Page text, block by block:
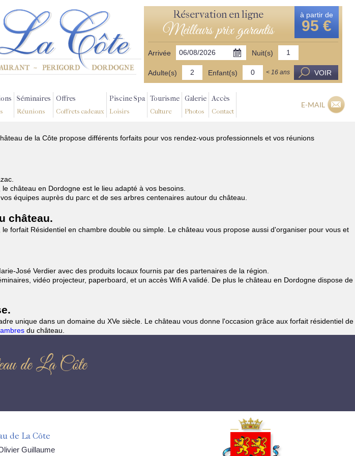
Réservation en ligne
Meilleurs prix garantis
à partir de
95 €
Arrivée Nuit(s)
Adulte(s) Enfant(s) < 16 ans VOIR
Séminaires
Réunions
Offres
Coffrets cadeaux
Piscine Spa
Loisirs
Tourisme
Culture
Galerie
Photos
Accès
Contact
E-MAIL
de la Côte propose différents forfaits pour vos rendez-vous professionnels et vos réunions
château en Dordogne est le lieu adapté à vos besoins.
équipes auprès du parc et de ses arbres centenaires autour du château.
château.
forfait Résidentiel en chambre double ou simple. Le château vous propose aussi d'organiser pour vous et
José Verdier avec des produits locaux fournis par des partenaires de la région.
vidéo projecteur, paperboard, et un accès Wifi A validé. De plus le château en Dordogne dispose de
unique dans un domaine du XVe siècle. Le château vous donne l'occasion grâce aux forfait résidentiel de
du château.
de La Côte
de La Côte
Guillaume